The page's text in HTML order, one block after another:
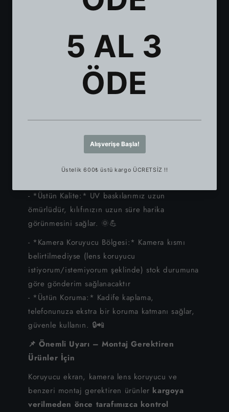
iPhone 7
iPhone 6S
iPhone 6
iPhone SE
günlük kullanım için mükemmel. 🛡✨
canlılığını korur. 🌞✨
- *Renk Tonu Farkı:* Dijital görsellerle normal
baskı arasında %5'lik bir renk tonu farkı olabilir.
- *Alkol Uyarısı:* Alkol ve benzeri sıvılardan
tutunma kuvvetini düşürebilir. 🚫🍷
*Neden Bizim Telefon Kılıfımızı
Seçmelisiniz?*
- *Benzersiz Tarz:* Kişiliğinizi benzersiz
- *Üstün Kalite:* UV baskılarımız uzun
ömürlüdür, kılıfınızın uzun süre harika
görünmesini sağlar. 🌞💪
- *Kamera Koruyucu Bölgesi:* Kamera kısmı
belirtilmediyse (lens koruyucu
istiyorum/istemiyorum şeklinde) stok durumuna
göre gönderim sağlanacaktır
- *Üstün Koruma:* Kadife kaplama,
telefonunuza ekstra bir koruma katmanı sağlar,
güvenle kullanın. 🔒📲
📌 Önemli Uyarı – Montaj Gerektiren
Ürünler İçin
Koruyucu ekran, kamera lens koruyucu ve
benzeri montaj gerektiren ürünler kargoya
verilmeden önce tarafımızca kontrol